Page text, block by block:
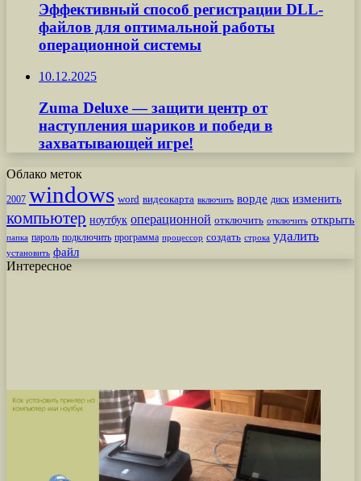
Эффективный способ регистрации DLL-
файлов для оптимальной работы
операционной системы
10.12.2025
Zuma Deluxe — защити центр от
наступления шариков и победи в
захватывающей игре!
Облако меток
2007 windows word видеокарта включить ворде диск изменить
компьютер ноутбук операционной отключить отключить открыть
папка пароль подключить программа процессор создать строка удалить
установить файл
Интересное